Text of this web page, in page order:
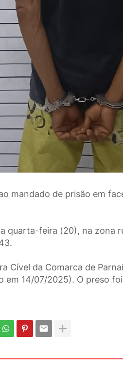
mandado de prisão em
quarta-feira (20), na zona
Cível da Comarca de
em 14/07/2025). O preso